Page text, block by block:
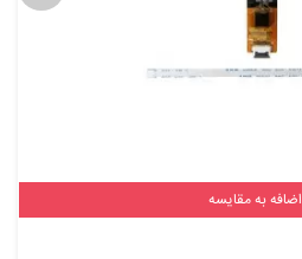
اضافه به مقایسه